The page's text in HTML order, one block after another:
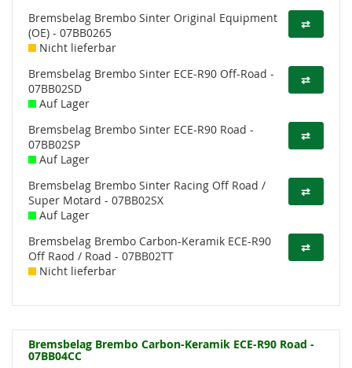
⇄
Bremsbelag Brembo Sinter Original Equipment
(OE) - 07BB0265
Nicht lieferbar
⇄
Bremsbelag Brembo Sinter ECE-R90 Off-Road -
07BB02SD
Auf Lager
⇄
Bremsbelag Brembo Sinter ECE-R90 Road -
07BB02SP
Auf Lager
⇄
Bremsbelag Brembo Sinter Racing Off Road /
Super Motard - 07BB02SX
Auf Lager
⇄
Bremsbelag Brembo Carbon-Keramik ECE-R90
Off Raod / Road - 07BB02TT
Nicht lieferbar
Bremsbelag Brembo Carbon-Keramik ECE-R90 Road -
07BB04CC